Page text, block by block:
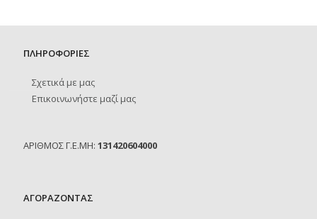
ΠΛΗΡΟΦΟΡΙΕΣ
Σχετικά με μας
Επικοινωνήστε μαζί μας
ΑΡΙΘΜΟΣ Γ.Ε.ΜΗ: 131420604000
ΑΓΟΡΑΖΟΝΤΑΣ